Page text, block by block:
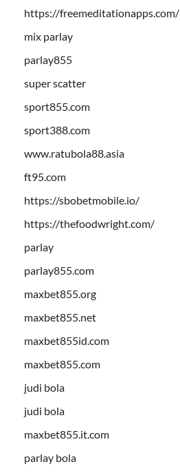
https://freemeditationapps.com/
mix parlay
parlay855
super scatter
sport855.com
sport388.com
www.ratubola88.asia
ft95.com
https://sbobetmobile.io/
https://thefoodwright.com/
parlay
parlay855.com
maxbet855.org
maxbet855.net
maxbet855id.com
maxbet855.com
judi bola
judi bola
maxbet855.it.com
parlay bola